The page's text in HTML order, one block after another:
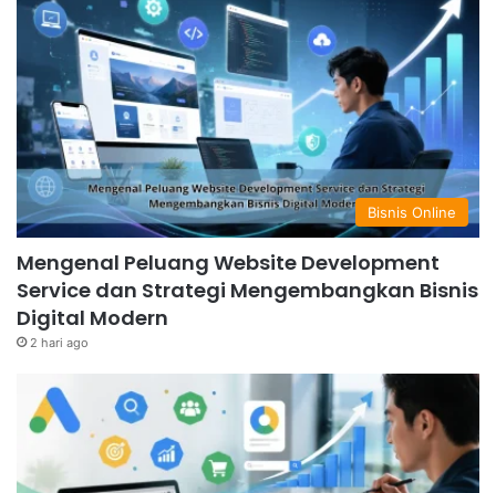
ingatlah bahwa kesuksesan adalah hasil dari kerja
keras, kreativitas, dan strategi yang tepat.
Bisnis Online
Mengenal Peluang Website Development
Service dan Strategi Mengembangkan Bisnis
Digital Modern
2 hari ago